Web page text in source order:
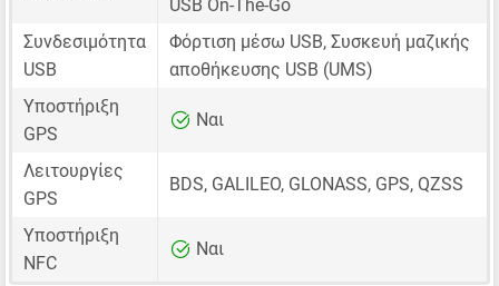
USB On-The-Go
Συνδεσιμότητα
USB
Φόρτιση μέσω USB, Συσκευή μαζικής
αποθήκευσης USB (UMS)
Υποστήριξη
GPS
Ναι
Λειτουργίες
GPS
BDS, GALILEO, GLONASS, GPS, QZSS
Υποστήριξη
NFC
Ναι